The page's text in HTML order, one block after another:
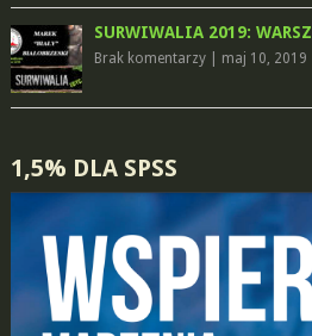
SURWIWALIA 2019:
Brak komentarzy| maj 10, 2019
1,5% DLA SPSS